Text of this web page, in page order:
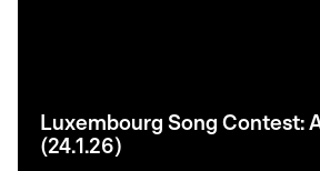
Luxembourg Song Contest:
(24.1.26)